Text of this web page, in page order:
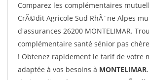
Comparez les complémentaires
CrÃ©dit Agricole Sud RhÃ´ne Alpes
d'assurances 26200 MONTELIMAR.
complémentaire santé sénior pas
! Obtenez rapidement le tarif de votre
adaptée à vos besoins à MONTELIMAR